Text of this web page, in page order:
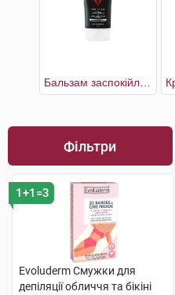
Фільтри
1+1=3
Evoluderm Смужки для
депіляції обличчя та бікіні